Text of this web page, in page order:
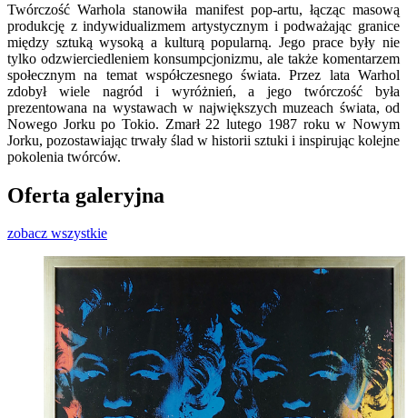
Twórczość Warhola stanowiła manifest pop-artu, łącząc masową
produkcję z indywidualizmem artystycznym i podważając granice
między sztuką wysoką a kulturą popularną. Jego prace były nie
tylko odzwierciedleniem konsumpcjonizmu, ale także komentarzem
społecznym na temat współczesnego świata. Przez lata Warhol
zdobył wiele nagród i wyróżnień, a jego twórczość była
prezentowana na wystawach w największych muzeach świata, od
Nowego Jorku po Tokio. Zmarł 22 lutego 1987 roku w Nowym
Jorku, pozostawiając trwały ślad w historii sztuki i inspirując kolejne
pokolenia twórców.
Oferta galeryjna
zobacz wszystkie